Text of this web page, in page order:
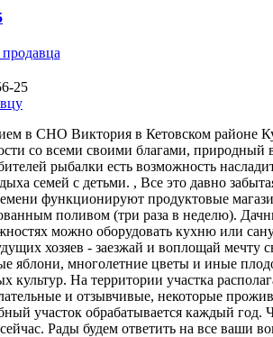
25
в СНО Виктория в Кетовском районе
со всеми своими благами, природный
рыбалки есть возможность
семей с детьми. , Все это давно
функционируют продуктовые
поливом (три раза в неделю).
можно оборудовать кухню или
хозяев - заезжай и воплощай мечту
яблони, многолетние цветы и иные
На территории участка
и отзывчивые, некоторые
участок обрабатывается каждый
Рады будем ответить на все ваши